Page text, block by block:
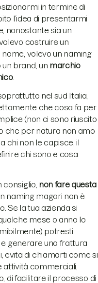
in termine di
l’idea di presentarmi
nonostante sia un
costruire un
volevo un naming
brand, un marchio
.
nel sud Italia,
che cosa fa per
(non ci sono riuscito
che per natura non amo
chi non le capisce, il
chi sono e cosa
non fare questa
naming magari non è
Se la tua azienda si
mese o anno lo
potresti
generare una frattura
evita di chiamarti come si
attività commerciali,
di facilitare il processo di